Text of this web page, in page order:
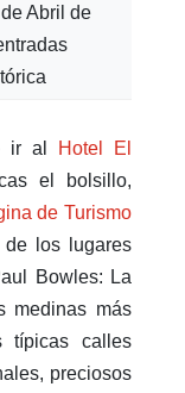
Abril de
ir al
Hotel El
el bolsillo,
de Turismo
los lugares
Bowles: La
medinas más
típicas calles
preciosos